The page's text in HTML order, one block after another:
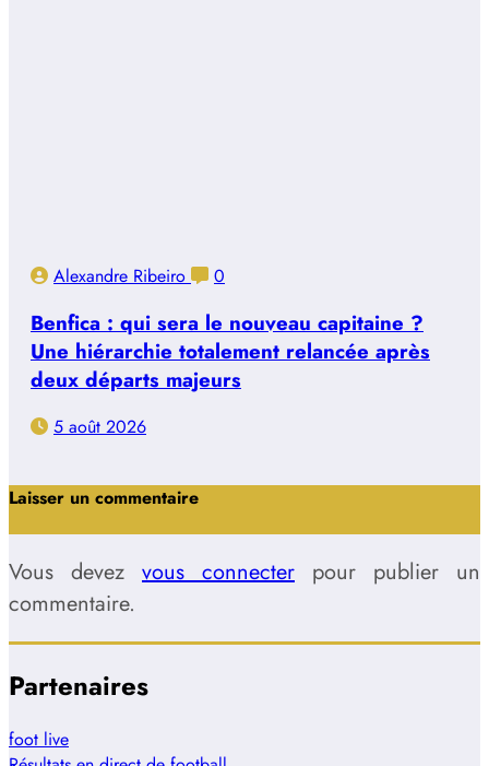
Alexandre Ribeiro 0
Benfica : qui sera le nouveau capitaine ?
Une hiérarchie totalement relancée après
deux départs majeurs
5 août 2026
Laisser un commentaire
Vous devez vous connecter pour publier un
commentaire.
Partenaires
foot live